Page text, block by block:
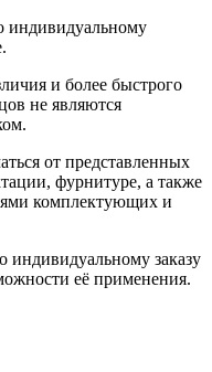
индивидуальному
и более быстрого
не являются
от представленных
фурнитуре, а также
комплектующих и
заказу
её применения.